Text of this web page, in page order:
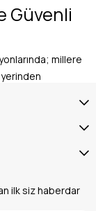
Güvenli
millere
yerinden
millerinin
yol açar.
çevreye ve
sağlar.
ilk siz haberdar